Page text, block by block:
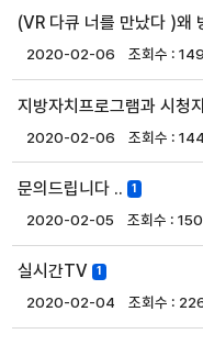
(VR 다큐 너를 만났다 )왜
2020-02-06
지방자치프로그램과 시청
2020-02-06
문의드립니다 .. 1
2020-02-05
실시간TV 1
2020-02-04